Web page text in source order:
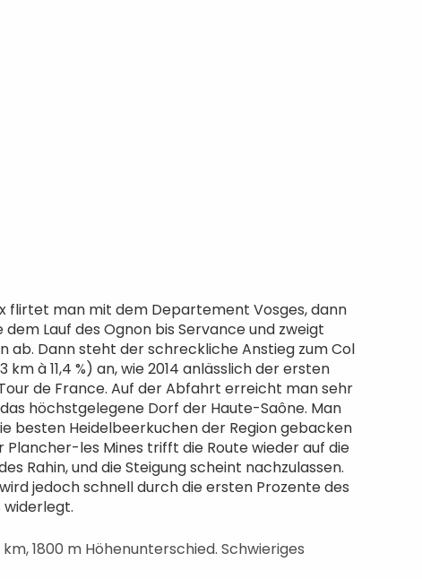
flirtet man mit dem Departement Vosges, dann
Lauf des Ognon bis Servance und zweigt
ab. Dann steht der schreckliche Anstieg zum Col
km à 11,4 %) an, wie 2014 anlässlich der ersten
de France. Auf der Abfahrt erreicht man sehr
höchstgelegene Dorf der Haute-Saône. Man
besten Heidelbeerkuchen der Region gebacken
Plancher-les Mines trifft die Route wieder auf die
Rahin, und die Steigung scheint nachzulassen.
jedoch schnell durch die ersten Prozente des
km, 1800 m Höhenunterschied. Schwieriges